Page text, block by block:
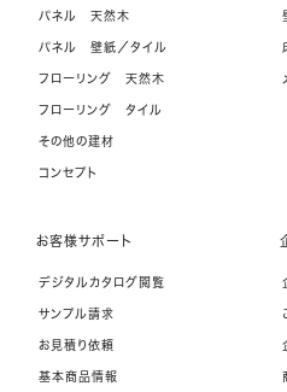
パネル 天然木
パネル 壁紙／タイル
フローリング 天然木
フローリング タイル
その他の建材
コンセプト
お客様サポート
デジタルカタログ閲覧
サンプル請求
お見積り依頼
基本商品情報